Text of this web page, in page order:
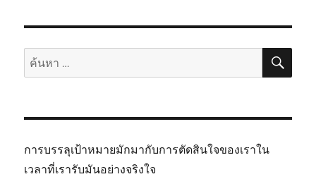
ค้นหา: ค้น
การบรรลุเป้าหมายมักมากับการตัดสินใจของเราใน
เวลาที่เรารับมันอย่างจริงใจ